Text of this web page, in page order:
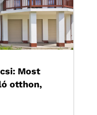
Most
otthon,